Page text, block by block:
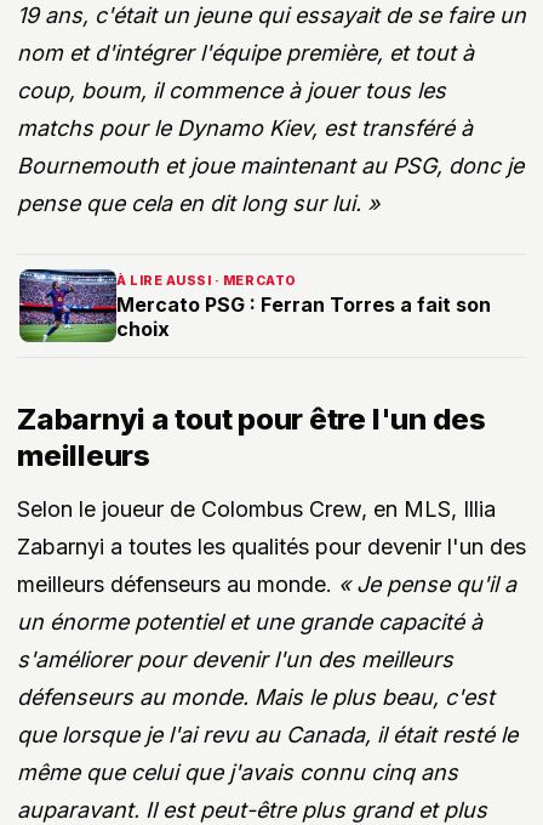
19 ans, c'était un jeune qui essayait de se faire un
nom et d'intégrer l'équipe première, et tout à
coup, boum, il commence à jouer tous les
matchs pour le Dynamo Kiev, est transféré à
Bournemouth et joue maintenant au PSG, donc je
pense que cela en dit long sur lui. »
À LIRE AUSSI · MERCATO
Mercato PSG : Ferran Torres a fait son
choix
Zabarnyi a tout pour être l'un des
meilleurs
Selon le joueur de Colombus Crew, en MLS, Illia
Zabarnyi a toutes les qualités pour devenir l'un des
meilleurs défenseurs au monde. « Je pense qu'il a
un énorme potentiel et une grande capacité à
s'améliorer pour devenir l'un des meilleurs
défenseurs au monde. Mais le plus beau, c'est
que lorsque je l'ai revu au Canada, il était resté le
même que celui que j'avais connu cinq ans
auparavant. Il est peut-être plus grand et plus